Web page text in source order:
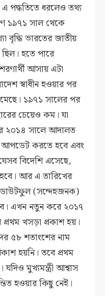
এ পদ্ধতিতে ধরলেও তথ্য
১৯৭১ সাল থেকে
ভারতের জাতীয়
হতে পারে
আসায় এটা
স্বাধীন হওয়ার পর
১৯৭১ সালের পর
চেয়েও কম। যা
২০১৪ সালে আদালত
করতে হবে এবং
বিদেশি এসেছে,
আর এ তারিখের
ডাউটফুল (সন্দেহজনক)
এখন নতুন করে ২০১৭
খসড়া প্রকাশ হয়।
৫৮ শতাংশের নাম
হয়নি। তবে প্রথম
মুখ্যমন্ত্রী আশ্বাস
হওয়ার কিছু নেই।